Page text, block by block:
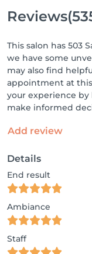
Reviews
This salon has 503
we have some
may also find
appointment at this
your experience
make informed
Add review
Details
End result
Ambiance
Staff